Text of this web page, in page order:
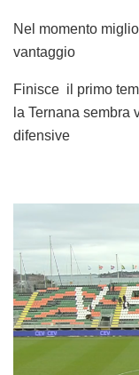
Nel momento
vantaggio
Finisce il primo
la Ternana sembra
difensive